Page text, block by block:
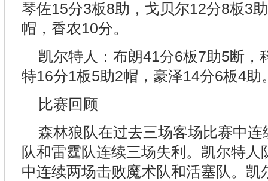
琴佐15分3板8助，戈贝尔12分8板3
帽，香农10分。
凯尔特人：布朗41分6板7助5断，
特16分1板5助2帽，豪泽14分6板4助
比赛回顾
森林狼队在过去三场客场比赛中
队和雷霆队连续三场失利。凯尔特
中连续两场击败魔术队和活塞队。凯